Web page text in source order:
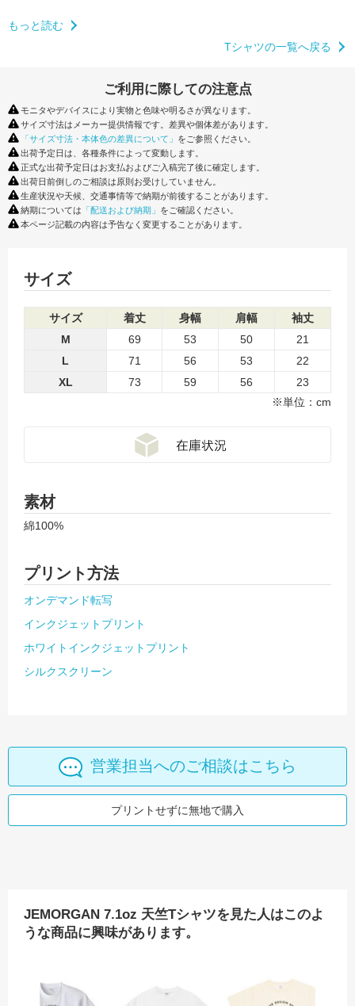
もっと読む
Tシャツの一覧へ戻る
ご利用に際しての注意点
モニタやデバイスにより実物と色味や明るさが異なります。
サイズ寸法はメーカー提供情報です。差異や個体差があります。
「サイズ寸法・本体色の差異について」 をご参照ください。
出荷予定日は、各種条件によって変動します。
正式な出荷予定日はお支払およびご入稿完了後に確定します。
出荷日前倒しのご相談は原則お受けしていません。
生産状況や天候、交通事情等で納期が前後することがあります。
納期については 「配送および納期」 をご確認ください。
本ページ記載の内容は予告なく変更することがあります。
サイズ
サイズ 着丈 身幅 肩幅
袖丈
M
69 53 50
21
L
71 56 53
22
XL
73 59 56
23
※単位：cm
素材
綿100%
プリント方法
オンデマンド転写
インクジェットプリント
ホワイトインクジェットプリント
シルクスクリーン
営業担当へのご相談はこちら
プリントせずに無地で購入
JEMORGAN 7.1oz 天竺Tシャツを見た人はこのよ
うな商品に興味があります。
イエンド スムースTシャツ
J＋ 6.4oz ハイエンド ヴィンテージTシャツ
Printstar 7.4oz スーパーヘビービッグTシャツ
United Athle 6.5oz ファ